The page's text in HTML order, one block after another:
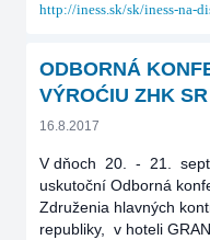
http://iness.sk/sk/iness-na-
ODBORNÁ
VÝROĆIU ZHK SR
16.8.2017
V dňoch 20. - 21.
uskutoční Odborná
Združenia hlavných
republiky, v hoteli